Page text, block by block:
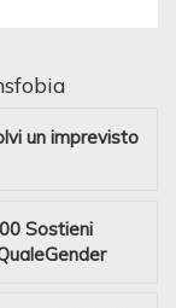
un imprevisto
Sostieni